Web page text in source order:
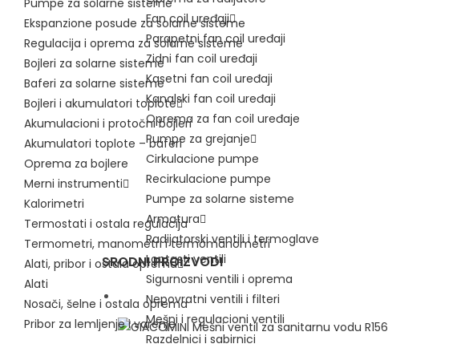
Pumpe za solarne sisteme
Ekspanzione posude za solarne sisteme
Regulacija i oprema za solarne sisteme
Bojleri za solarne sisteme
Baferi za solarne sisteme
Bojleri i akumulatori toplote
Akumulacioni i protočni bojleri
Akumulatori toplote – baferi
Oprema za bojlere
Merni instrumenti
Kalorimetri
Termostati i ostala regulacija
Termometri, manometri i termomanometri
Alati, pribor i ostala oprema
Alati
Nosači, šelne i ostala oprema
Pribor za lemljenje i varenje
Fan coil uređaji
Parapetni fan coil uređaji
Zidni fan coil uređaji
Kasetni fan coil uređaji
Kanalski fan coil uređaji
Oprema za fan coil uređaje
Pumpe za grejanje
Cirkulacione pumpe
Recirkulacione pumpe
Pumpe za solarne sisteme
Armatura
Radijatorski ventili i termoglave
Loptasti ventili
Sigurnosni ventili i oprema
Nepovratni ventili i filteri
Mešni i regulacioni ventili
Razdelnici i sabirnici
SRODNI PROIZVODI